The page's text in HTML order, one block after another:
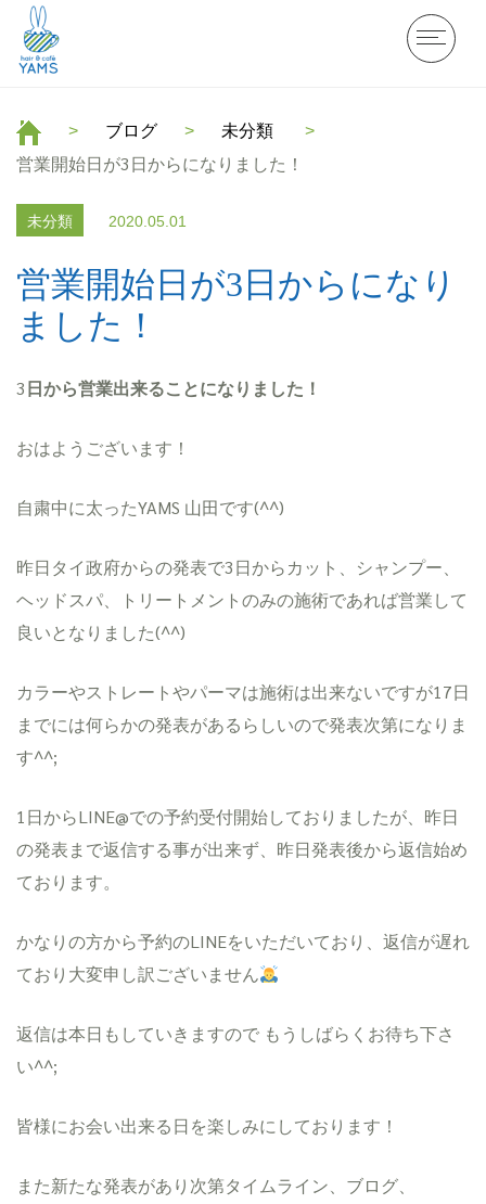
ブログ
未分類
営業開始日が3日からになりました！
未分類 2020.05.01
営業開始日が3日からになり
ました！
3日から営業出来ることになりました！
おはようございます！
自粛中に太ったYAMS 山田です(^^)
昨日タイ政府からの発表で3日からカット、シャンプー、
ヘッドスパ、トリートメントのみの施術であれば営業して
良いとなりました(^^)
カラーやストレートやパーマは施術は出来ないですが17日
までには何らかの発表があるらしいので発表次第になりま
す^^;
1日からLINE@での予約受付開始しておりましたが、昨日
の発表まで返信する事が出来ず、昨日発表後から返信始め
ております。
かなりの方から予約のLINEをいただいており、返信が遅れ
ており大変申し訳ございません
返信は本日もしていきますので もうしばらくお待ち下さ
い^^;
皆様にお会い出来る日を楽しみにしております！
また新たな発表があり次第タイムライン、ブログ、